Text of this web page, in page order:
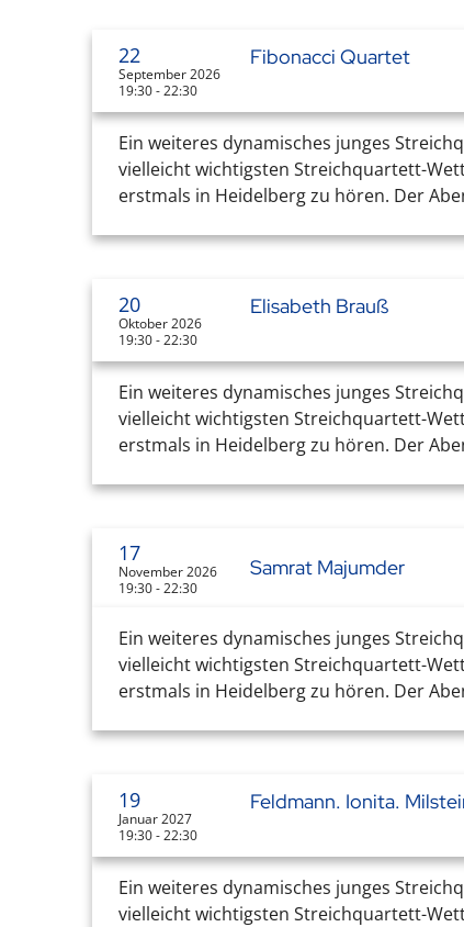
22
September 2026
19:30 - 22:30
Fibonacci Quartet
Ein weiteres dynamisches junges
vielleicht wichtigsten Streichquartett-
erstmals in Heidelberg zu hören. Der
20
Oktober 2026
19:30 - 22:30
Elisabeth Brauß
Ein weiteres dynamisches junges
vielleicht wichtigsten Streichquartett-
erstmals in Heidelberg zu hören. Der
17
November 2026
19:30 - 22:30
Samrat Majumder
Ein weiteres dynamisches junges
vielleicht wichtigsten Streichquartett-
erstmals in Heidelberg zu hören. Der
19
Januar 2027
19:30 - 22:30
Feldmann. Ionita.
Ein weiteres dynamisches junges
vielleicht wichtigsten Streichquartett-